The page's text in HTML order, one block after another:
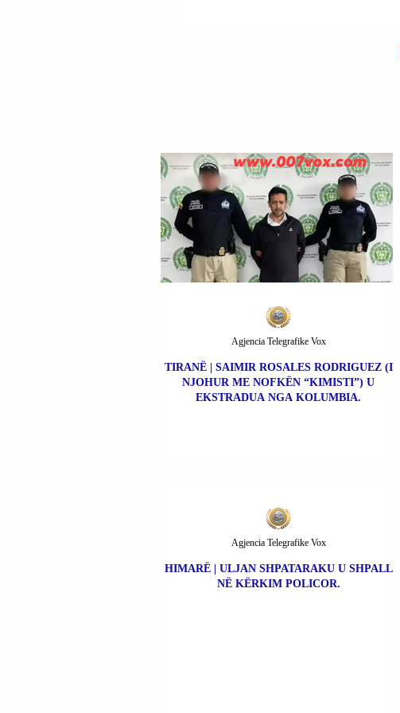
TIRANË | SAIMIR ROSALES RODRIGUEZ (I
NJOHUR ME NOFKËN “KIMISTI”) U
EKSTRADUA NGA KOLUMBIA.
Agjencia Telegrafike Vox
HIMARË | ULJAN SHPATARAKU U SHPALL
NË KËRKIM POLICOR.
Agjencia Telegrafike Vox